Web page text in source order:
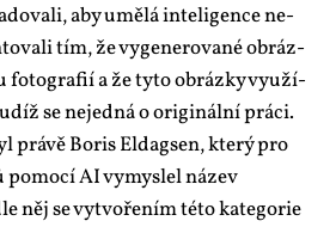
aby umě­lá in­te­li­gen­ce ne­
tím, že vy­ge­ne­ro­va­né ob­ráz­
fo­to­gra­fií a že ty­to ob­ráz­ky vy­u­ží­
se ne­jed­ná o ori­gi­nál­ní prá­ci.
prá­vě Bo­ris El­dag­sen, kte­rý pro
AI vy­mys­lel ná­zev
něj se vy­tvo­ře­ním té­to ka­te­go­rie